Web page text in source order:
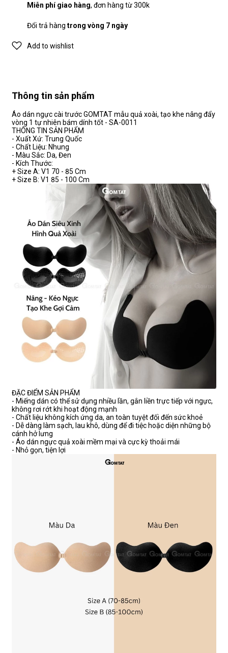
Miễn phí giao hàng, đơn hàng từ 300k
Đổi trả hàng trong vòng 7 ngày
Add to wishlist
Thông tin sản phẩm
Áo dán ngực cài trước GOMTAT mẫu quả xoài, tạo khe nâng đẩy
vòng 1 tự nhiên bám dính tốt - SA-0011
THÔNG TIN SẢN PHẨM
- Xuất Xứ: Trung Quốc
- Chất Liệu: Nhung
- Màu Sắc: Da, Đen
- Kích Thước:
+ Size A: V1 70 - 85 Cm
+ Size B: V1 85 - 100 Cm
ĐẶC ĐIỂM SẢN PHẨM
- Miếng dán có thể sử dụng nhiều lần, gắn liền trực tiếp với ngực,
không rơi rớt khi hoạt động mạnh
- Chất liệu không kích ứng da, an toàn tuyệt đối đến sức khoẻ
- Dễ dàng làm sạch, lau khô, dùng để đi tiệc hoặc diện những bộ
cánh hở lưng
- Áo dán ngực quả xoài mềm mại và cực kỳ thoải mái
- Nhỏ gọn, tiện lợi